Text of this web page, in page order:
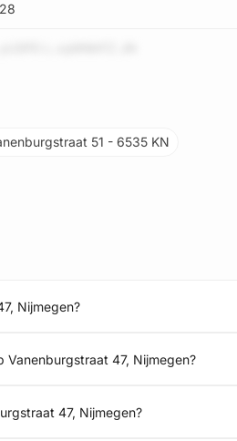
28
51 - 6535 KN
Nijmegen?
47, Nijmegen?
47, Nijmegen?